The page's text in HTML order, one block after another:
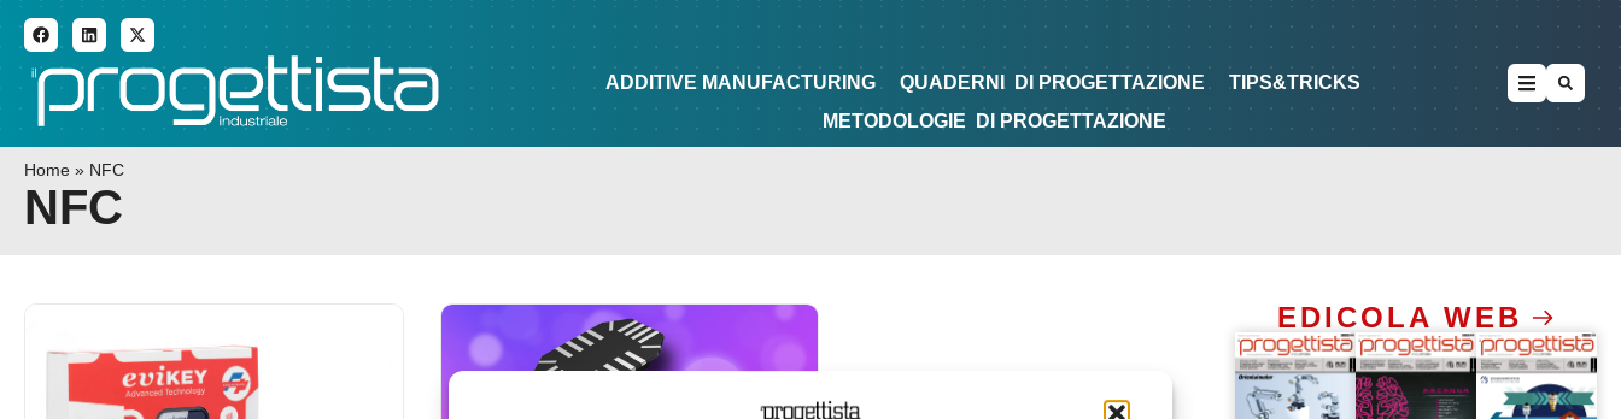
ADDITIVE MANUFACTURING QUADERNI DI PROGETTAZIONE TIPS&TRICKS METODOLOGIE DI PROGETTAZIONE
ADDITIVE MANUFACTURING QUADERNI DI PROGETTAZIONE
TIPS&TRICKS
METODOLOGIE
DI PROGETTAZIONE
Home » NFC
NFC
EDICOLA WEB